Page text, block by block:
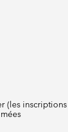
(les